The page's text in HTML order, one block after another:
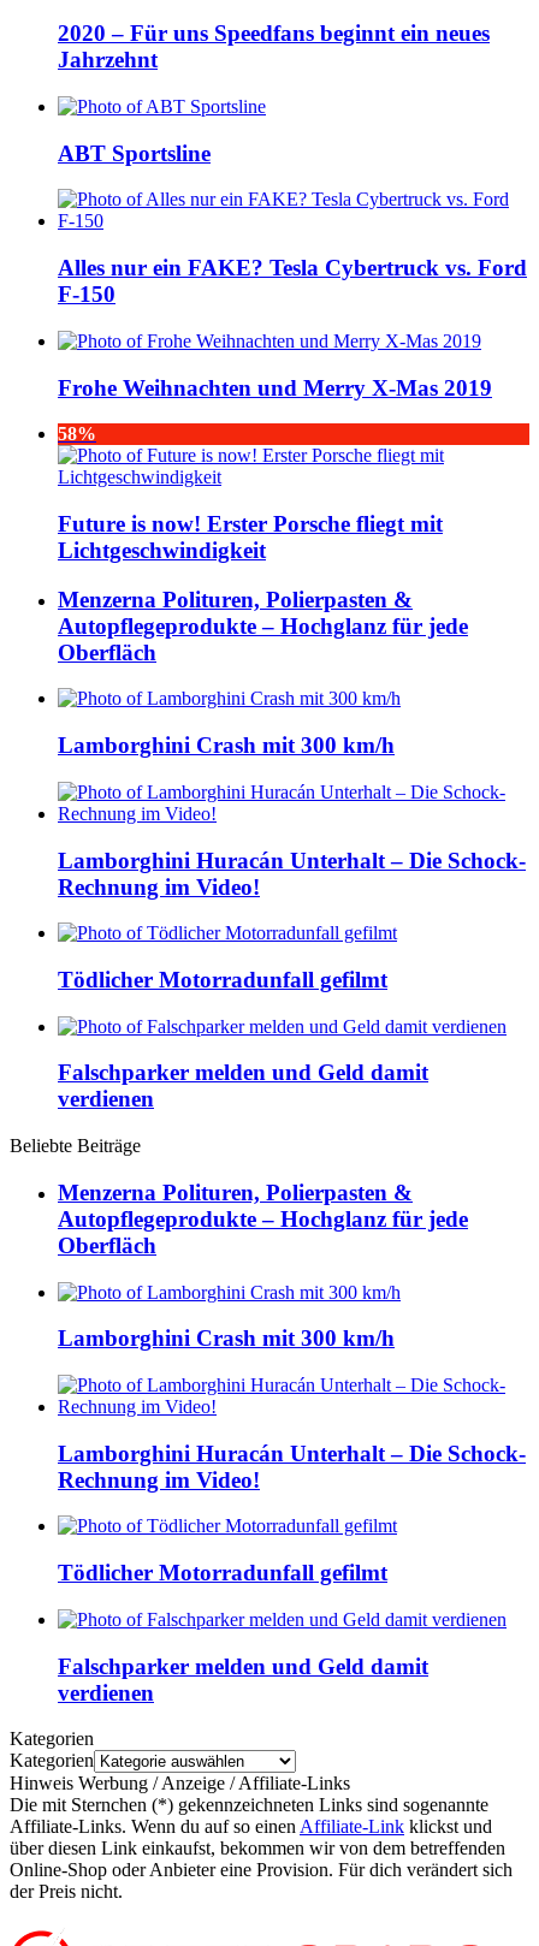
2020 – Für uns Speedfans beginnt ein neues
Jahrzehnt
ABT Sportsline
Alles nur ein FAKE? Tesla Cybertruck vs. Ford
F-150
Frohe Weihnachten und Merry X-Mas 2019
58%
Future is now! Erster Porsche fliegt mit
Lichtgeschwindigkeit
Menzerna Polituren, Polierpasten &
Autopflegeprodukte – Hochglanz für jede
Oberfläch
Lamborghini Crash mit 300 km/h
Lamborghini Huracán Unterhalt – Die Schock-
Rechnung im Video!
Tödlicher Motorradunfall gefilmt
Falschparker melden und Geld damit
verdienen
Beliebte Beiträge
Menzerna Polituren, Polierpasten &
Autopflegeprodukte – Hochglanz für jede
Oberfläch
Lamborghini Crash mit 300 km/h
Lamborghini Huracán Unterhalt – Die Schock-
Rechnung im Video!
Tödlicher Motorradunfall gefilmt
Falschparker melden und Geld damit
verdienen
Kategorien
Kategorien
Hinweis Werbung / Anzeige / Affiliate-Links
Die mit Sternchen (*) gekennzeichneten Links sind sogenannte
Affiliate-Links. Wenn du auf so einen Affiliate-Link klickst und
über diesen Link einkaufst, bekommen wir von dem betreffenden
Online-Shop oder Anbieter eine Provision. Für dich verändert sich
der Preis nicht.